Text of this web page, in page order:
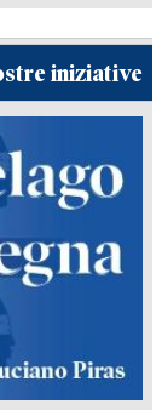
iniziative